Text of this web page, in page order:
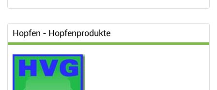
Hopfen - Hopfenprodukte